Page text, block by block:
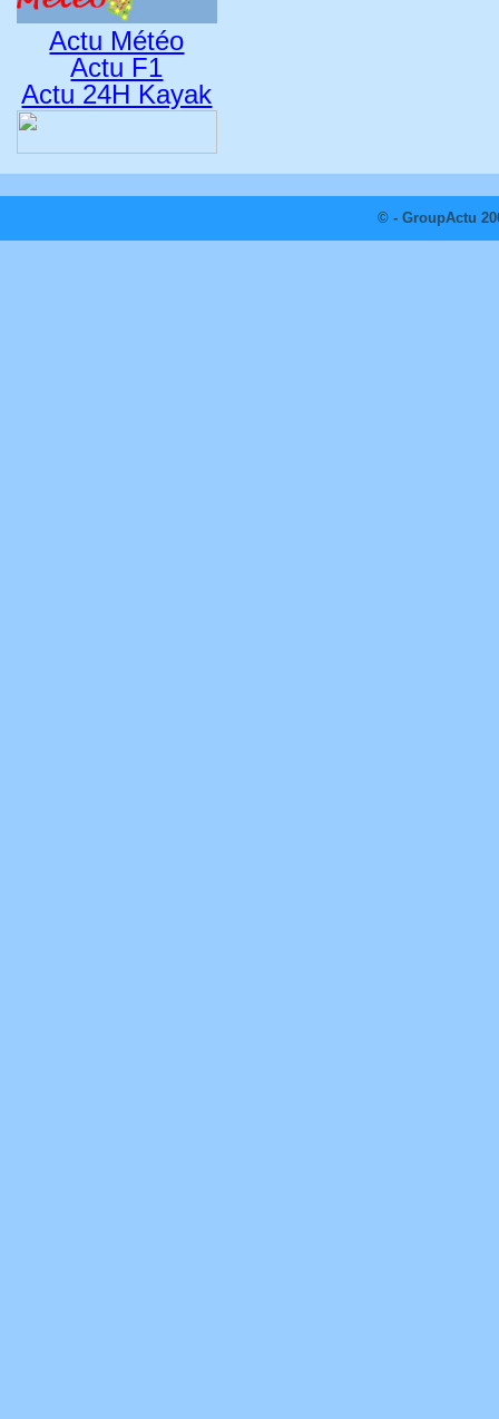
Actu Météo
Actu F1
Actu 24H Kayak
© - GroupActu